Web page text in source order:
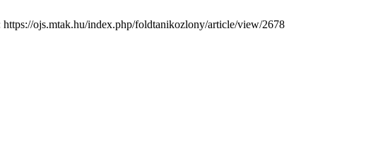
ojs.mtak.hu/index.php/foldtanikozlony/article/view/2678